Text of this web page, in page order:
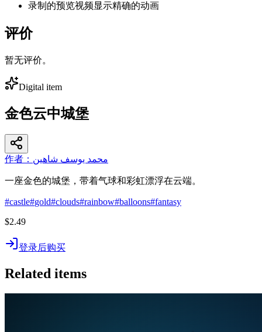
录制的预览视频显示精确的动画
评价
暂无评价。
Digital item
金色云中城堡
作者：محمد يوسف شاهين
一座金色的城堡，带着气球和彩虹漂浮在云端。
#castle#gold#clouds#rainbow#balloons#fantasy
$2.49
登录后购买
Related items